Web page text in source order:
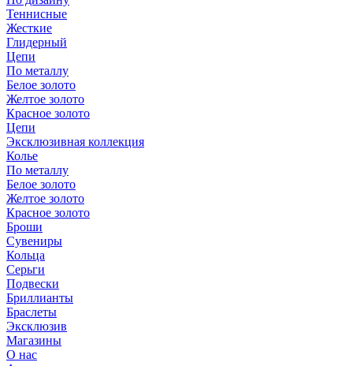
Теннисные
Жесткие
Глидерный
Цепи
По металлу
Белое золото
Желтое золото
Красное золото
Цепи
Эксклюзивная коллекция
Колье
По металлу
Белое золото
Желтое золото
Красное золото
Броши
Сувениры
Кольца
Серьги
Подвески
Бриллианты
Браслеты
Эксклюзив
Магазины
О нас